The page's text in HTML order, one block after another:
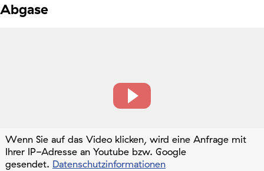
Abgase
Wenn Sie auf das Video klicken, wird eine Anfrage mit
Ihrer IP-Adresse an Youtube bzw. Google
gesendet. Datenschutzinformationen